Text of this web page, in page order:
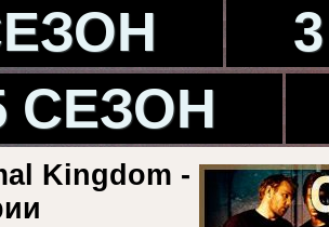
СЕЗОН
Kingdom -